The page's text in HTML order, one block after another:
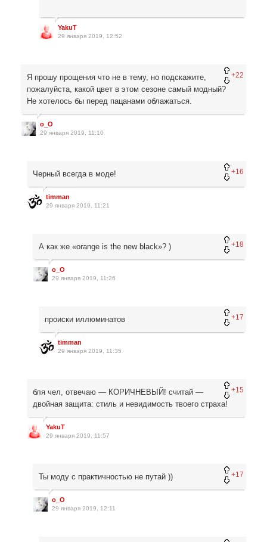
YakuT
29 января 2019, 12:52
+22
Я прошу прощения что не в тему, но подскажите,
пожалуйста, какой цвет в этом сезоне самый модный?
Не хотелось бы перед пацанами облажаться.
o_O
29 января 2019, 11:10
+16
Черный всегда в моде!
timman
29 января 2019, 11:21
+18
А как же «orange is the new black»? )
o_O
29 января 2019, 11:26
+17
происки иллюминатов
timman
29 января 2019, 11:35
+15
бля чел, отвечаю — КОРИЧНЕВЫЙ! считай —
двойная защита: стиль и невидимость твоего страха!
YakuT
29 января 2019, 11:57
+17
Ты моду с практичностью не путай ))
o_O
29 января 2019, 12:11